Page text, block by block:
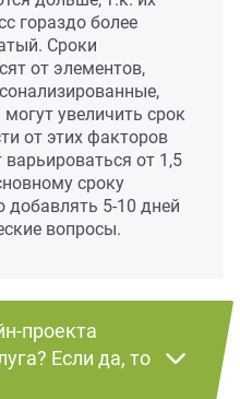
гораздо более
Сроки
от элементов,
увеличить срок
от этих факторов
от 1,5
сроку
добавлять 5-10 дней
вопросы.
проекта
Если да, то